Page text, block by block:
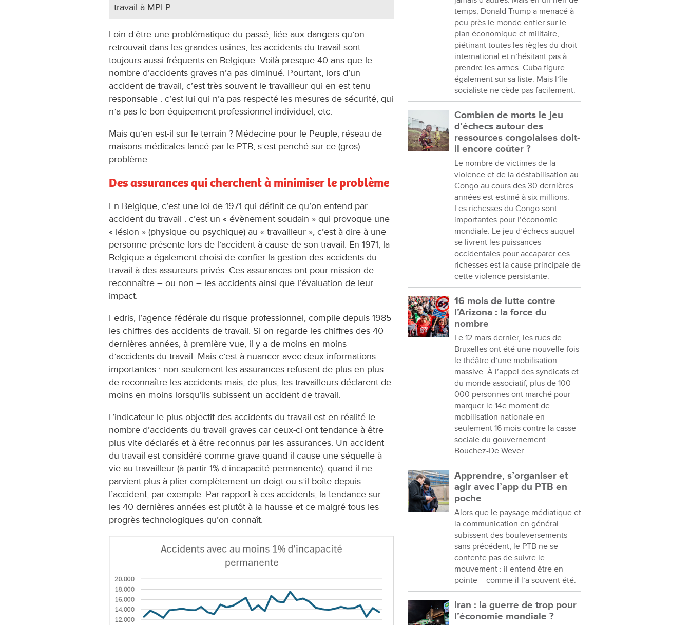
travail à MPLP
Loin dʼêtre une problématique du passé, liée aux dangers qu’on
retrouvait dans les grandes usines, les accidents du travail sont
toujours aussi fréquents en Belgique. Voilà presque 40 ans que le
nombre d’accidents graves n’a pas diminué. Pourtant, lors d’un
accident de travail, c’est très souvent le travailleur qui en est tenu
responsable : c’est lui qui n’a pas respecté les mesures de sécurité, qui
n’a pas le bon équipement professionnel individuel, etc.
Mais qu’en est-il sur le terrain ? Médecine pour le Peuple, réseau de
maisons médicales lancé par le PTB, sʼest penché sur ce (gros)
problème.
Des assurances qui cherchent à minimiser le problème
En Belgique, c’est une loi de 1971 qui définit ce qu’on entend par
accident du travail : cʼest un « évènement soudain » qui provoque une
« lésion » (physique ou psychique) au « travailleur », c’est à dire à une
personne présente lors de l’accident à cause de son travail. En 1971, la
Belgique a également choisi de confier la gestion des accidents du
travail à des assureurs privés. Ces assurances ont pour mission de
reconnaître – ou non – les accidents ainsi que l’évaluation de leur
impact.
Fedris, l’agence fédérale du risque professionnel, compile depuis 1985
les chiffres des accidents de travail. Si on regarde les chiffres des 40
dernières années, à première vue, il y a de moins en moins
d’accidents du travail. Mais cʼest à nuancer avec deux informations
importantes : non seulement les assurances refusent de plus en plus
de reconnaître les accidents mais, de plus, les travailleurs déclarent de
moins en moins lorsqu’ils subissent un accident de travail.
Lʼindicateur le plus objectif des accidents du travail est en réalité le
nombre d’accidents du travail graves car ceux-ci ont tendance à être
plus vite déclarés et à être reconnus par les assurances. Un accident
du travail est considéré comme grave quand il cause une séquelle à
vie au travailleur (à partir 1% d’incapacité permanente), quand il ne
parvient plus à plier complètement un doigt ou sʼil boîte depuis
l’accident, par exemple. Par rapport à ces accidents, la tendance sur
les 40 dernières années est plutôt à la hausse et ce malgré tous les
progrès technologiques qu’on connaît.
temps, Donald Trump a menacé à
peu près le monde entier sur le
plan économique et militaire,
piétinant toutes les règles du droit
international et n’hésitant pas à
prendre les armes. Cuba figure
également sur sa liste. Mais l’île
socialiste ne cède pas facilement.
Combien de morts le jeu
d’échecs autour des
ressources congolaises doit-
il encore coûter ?
Le nombre de victimes de la
violence et de la déstabilisation au
Congo au cours des 30 dernières
années est estimé à six millions.
Les richesses du Congo sont
importantes pour l’économie
mondiale. Le jeu d’échecs auquel
se livrent les puissances
occidentales pour accaparer ces
richesses est la cause principale de
cette violence persistante.
16 mois de lutte contre
l’Arizona : la force du
nombre
Le 12 mars dernier, les rues de
Bruxelles ont été une nouvelle fois
le théâtre d’une mobilisation
massive. À l’appel des syndicats et
du monde associatif, plus de 100
000 personnes ont marché pour
marquer le 14e moment de
mobilisation nationale en
seulement 16 mois contre la casse
sociale du gouvernement
Bouchez-De Wever.
Apprendre, s’organiser et
agir avec l’app du PTB en
poche
Alors que le paysage médiatique et
la communication en général
subissent des bouleversements
sans précédent, le PTB ne se
contente pas de suivre le
mouvement : il entend être en
pointe – comme il l’a souvent été.
Iran : la guerre de trop pour
l’économie mondiale ?